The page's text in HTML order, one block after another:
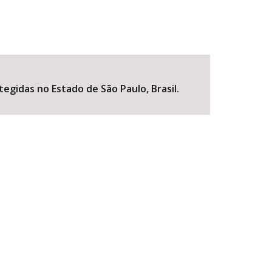
no Estado de São Paulo, Brasil.